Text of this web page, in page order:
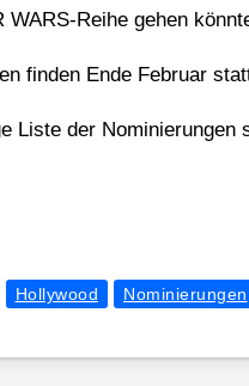
WARS-Rei­he gehen
fin­den Ende Febru­ar
Lis­te der Nomi­nie­run­gen
Hollywood Nominierungen